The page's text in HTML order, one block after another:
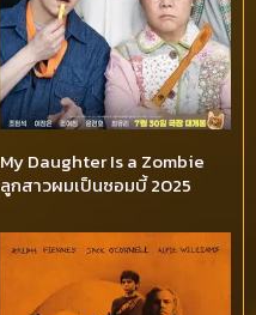
My Daughter Is a Zombie
ลูกสาวผมเป็นซอมบี้ 2025